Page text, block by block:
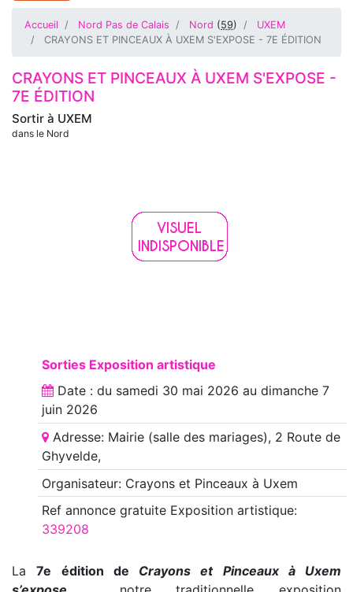
Accueil Nord Pas de Calais Nord (59)
UXEM
CRAYONS ET PINCEAUX À UXEM S'EXPOSE - 7E ÉDITION
Sortir à UXEM
dans le Nord
CRAYONS ET PINCEAUX À UXEM S'EXPOSE -
7E ÉDITION
Sorties Exposition artistique
Date : du samedi 30 mai 2026 au dimanche 7
juin 2026
Adresse: Mairie (salle des mariages), 2 Route de
Ghyvelde,
Organisateur: Crayons et Pinceaux à Uxem
Ref annoncegratuite Exposition artistique:
339208
La7e édition de Crayons et Pinceaux à Uxem